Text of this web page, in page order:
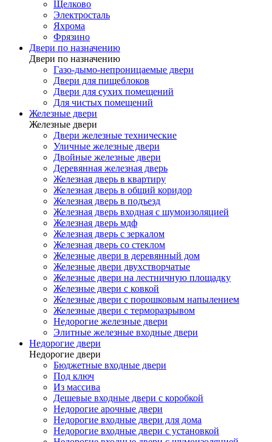
Щелково
Электросталь
Яхрома
Фрязино
Двери по назначению
Двери по назначению
Газо-дымо-непроницаемые двери
Двери для пищеблоков
Двери для сухих помещений
Для чистых помещений
Железные двери
Железные двери
Двери железные технические
Уличные железные двери
Двойные железные двери
Деревянная железная дверь
Железная дверь в квартиру
Железная дверь в общий коридор
Железная дверь в подъезд
Железная дверь входная с шумоизоляцией
Железная дверь мдф
Железная дверь с зеркалом
Железная дверь со стеклом
Железные двери в деревянный дом
Железные двери двухстворчатые
Железные двери на лестничную площадку
Железные двери с ковкой
Железные двери с порошковым напылением
Железные двери с терморазрывом
Недорогие железные двери
Элитные железные входные двери
Недорогие двери
Недорогие двери
Бюджетные входные двери
Под ключ
Из массива
Дешевые входные двери с коробкой
Недорогие арочные двери
Недорогие входные двери для дома
Недорогие входные двери с установкой